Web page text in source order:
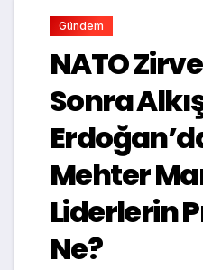
Gündem
NATO
Sonra
Mehter
Liderlerin
Ne?